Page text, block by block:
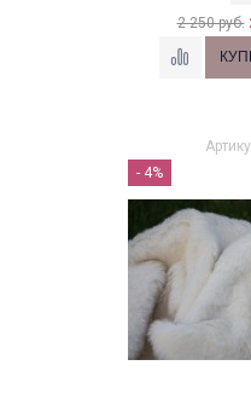
2 250 руб.
- 4%